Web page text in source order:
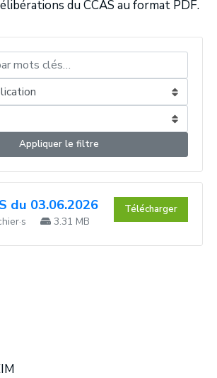
du CCAS au format PDF.
Appliquer le filtre
du 03.06.2026
3.31 MB
Télécharger